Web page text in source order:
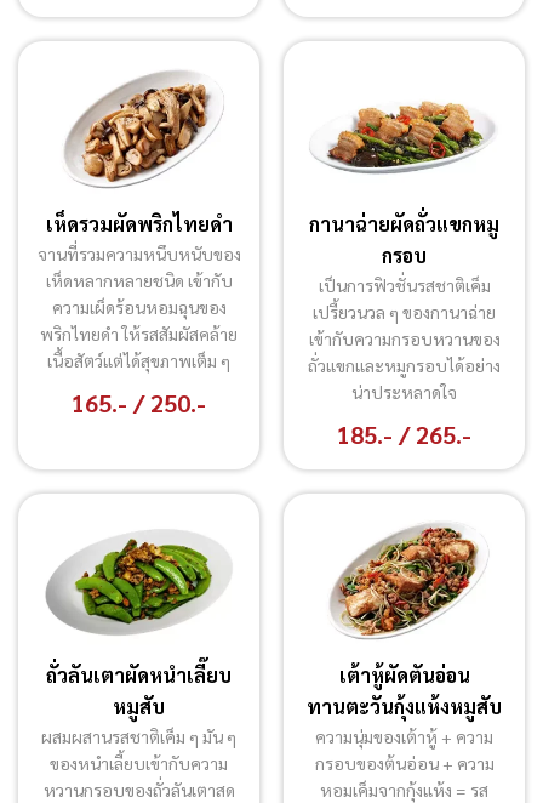
เห็ดรวมผัดพริกไทยดำ
จานที่รวมความหนึบหนับของ
เห็ดหลากหลายชนิด เข้ากับ
ความเผ็ดร้อนหอมฉุนของ
พริกไทยดำ ให้รสสัมผัสคล้าย
เนื้อสัตว์แต่ได้สุขภาพเต็ม ๆ
165.- / 250.-
กานาฉ่ายผัดถั่วแขกหมู
กรอบ
เป็นการฟิวชั่นรสชาติเค็ม
เปรี้ยวนวล ๆ ของกานาฉ่าย
เข้ากับความกรอบหวานของ
ถั่วแขกและหมูกรอบได้อย่าง
น่าประหลาดใจ
185.- / 265.-
ถั่วลันเตาผัดหนำเลี๊ยบ
หมูสับ
ผสมผสานรสชาติเค็ม ๆ มัน ๆ
ของหนำเลี้ยบเข้ากับความ
หวานกรอบของถั่วลันเตาสด
เต้าหู้ผัดตันอ่อน
ทานตะวันกุ้งแห้งหมูสับ
ความนุ่มของเต้าหู้ + ความ
กรอบของต้นอ่อน + ความ
หอมเค็มจากกุ้งแห้ง = รส